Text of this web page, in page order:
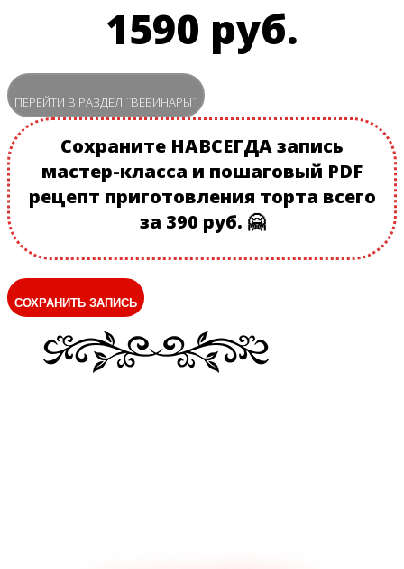
1590 руб.
ПЕРЕЙТИ В РАЗДЕЛ ``ВЕБИНАРЫ``
Сохраните НАВСЕГДА запись
мастер-класса и пошаговый PDF
рецепт приготовления торта всего
за 390 руб. 🤗
СОХРАНИТЬ ЗАПИСЬ